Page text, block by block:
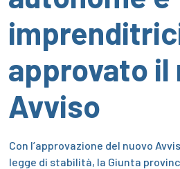
approvato il
Avviso
Con l’approvazione del nuovo
legge di stabilità, la Giunta